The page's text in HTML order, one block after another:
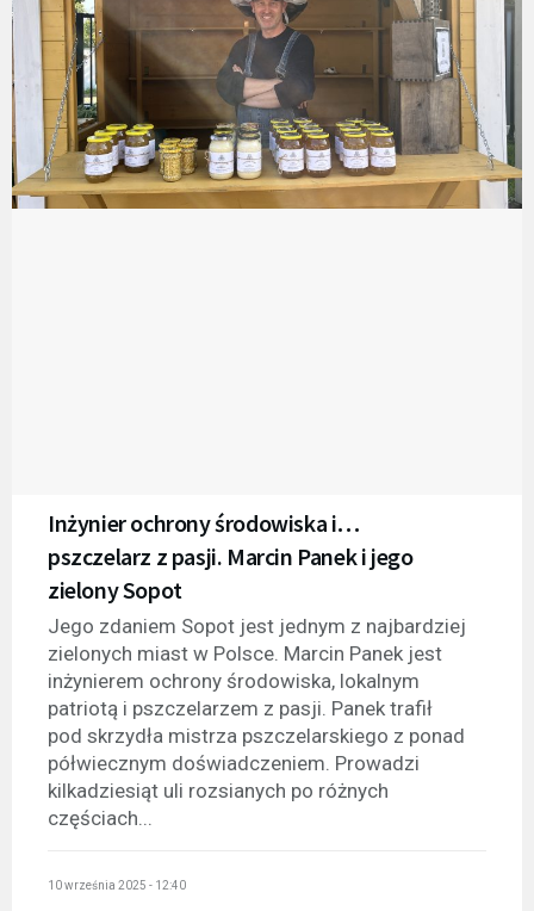
Inżynier ochrony środowiska i…
pszczelarz z pasji. Marcin Panek i jego
zielony Sopot
Jego zdaniem Sopot jest jednym z najbardziej
zielonych miast w Polsce. Marcin Panek jest
inżynierem ochrony środowiska, lokalnym
patriotą i pszczelarzem z pasji. Panek trafił
pod skrzydła mistrza pszczelarskiego z ponad
półwiecznym doświadczeniem. Prowadzi
kilkadziesiąt uli rozsianych po różnych
częściach...
10 września 2025 - 12:40